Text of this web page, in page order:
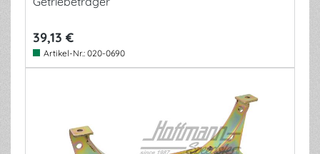
39,13 €
Artikel-Nr.: 020-0690